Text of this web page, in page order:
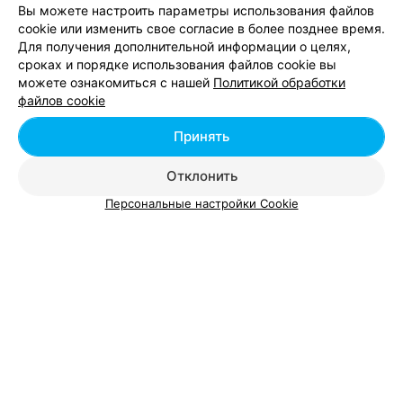
Солевой спа-пилинг в Минске
Шоколадный пилинг тела в Минске
Пилинг рукавичкой кесе в Минске
Вы можете настроить параметры использования файлов
cookie или изменить свое согласие в более позднее время.
Для получения дополнительной информации о целях,
сроках и порядке использования файлов cookie вы
можете ознакомиться с нашей Политикой обработки
файлов cookie
Отклонить
Принять
Персональные настройки Cookie